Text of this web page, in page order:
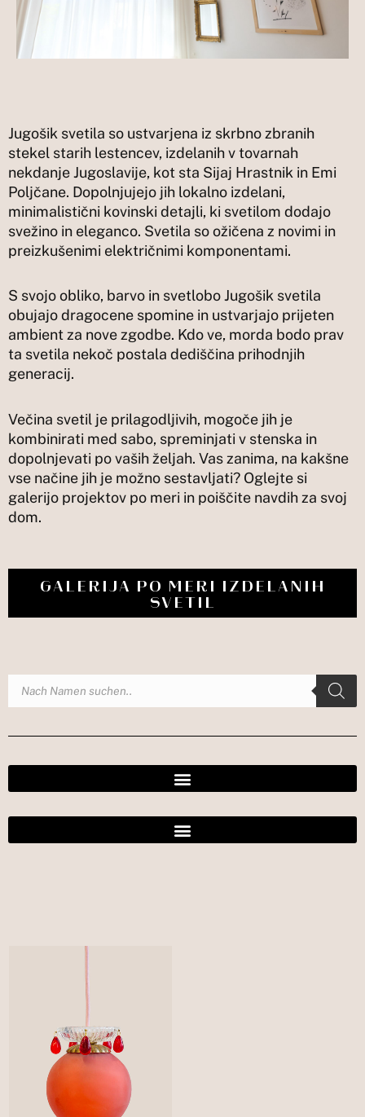
Jugošik svetila so ustvarjena iz skrbno zbranih
stekel starih lestencev, izdelanih v tovarnah
nekdanje Jugoslavije, kot sta Sijaj Hrastnik in Emi
Poljčane. Dopolnjujejo jih lokalno izdelani,
minimalistični kovinski detajli, ki svetilom dodajo
svežino in eleganco. Svetila so ožičena z novimi in
preizkušenimi električnimi komponentami.
S svojo obliko, barvo in svetlobo Jugošik svetila
obujajo dragocene spomine in ustvarjajo prijeten
ambient za nove zgodbe. Kdo ve, morda bodo prav
ta svetila nekoč postala dediščina prihodnjih
generacij.
Večina svetil je prilagodljivih, mogoče jih je
kombinirati med sabo, spreminjati v stenska in
dopolnjevati po vaših željah. Vas zanima, na kakšne
vse načine jih je možno sestavljati? Oglejte si
galerijo projektov po meri in poiščite navdih za svoj
dom.
GALERIJA PO MERI IZDELANIH
SVETIL
Búsqueda